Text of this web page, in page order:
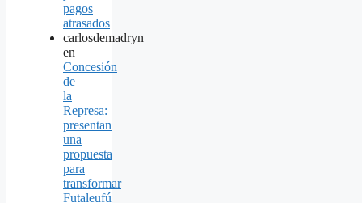
pagos
atrasados
carlosdemadryn
en
Concesión
de
la
Represa:
presentan
una
propuesta
para
transformar
Futaleufú